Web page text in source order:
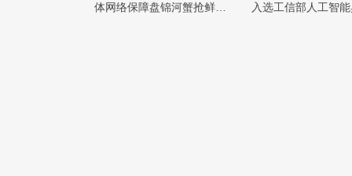
体网络保障盘锦河蟹抢鲜出
入选工信部人工智